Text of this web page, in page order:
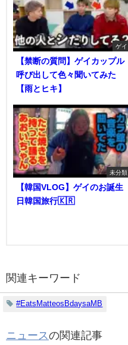
ゲイ
【禁断の質問】ゲイカップル
呼び出して色々聞いてみた
【雨とヒキ】
未分類
【韓国VLOG】ゲイのお誕生
日韓国旅行🇰🇷
関連キーワード
#EatsMatteosBdaysaMB
ニュースの関連記事